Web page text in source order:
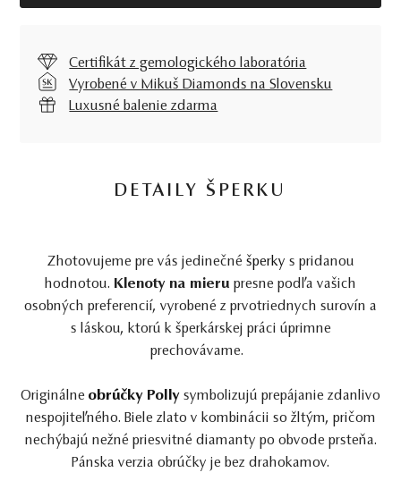
Certifikát z gemologického laboratória
Vyrobené v Mikuš Diamonds na Slovensku
Luxusné balenie zdarma
DETAILY ŠPERKU
Zhotovujeme pre vás jedinečné šperky s pridanou
hodnotou. Klenoty na mieru presne podľa vašich
osobných preferencií, vyrobené z prvotriednych surovín a
s láskou, ktorú k šperkárskej práci úprimne
prechovávame.
Originálne obrúčky Polly symbolizujú prepájanie zdanlivo
nespojiteľného. Biele zlato v kombinácii so žltým, pričom
nechýbajú nežné priesvitné diamanty po obvode prsteňa.
Pánska verzia obrúčky je bez drahokamov.